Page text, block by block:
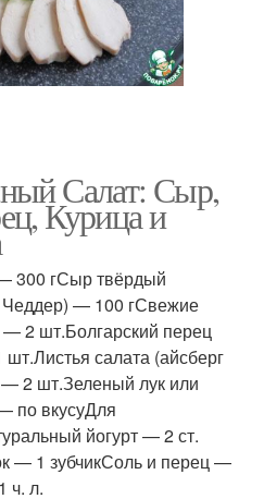
Салат: Сыр,
Курица и
300 гСыр твёрдый
— 100 гСвежие
2 шт.Болгарский перец
салата (айсберг
2 шт.Зеленый лук или
по вкусуДля
йогурт — 2 ст.
— 1 зубчикСоль и перец —
ч. л.